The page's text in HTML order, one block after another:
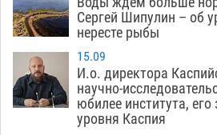
Сергей Шипулин – об
нересте рыбы
15.09
И.о. директора
научно-
юбилее института,
уровня Каспия